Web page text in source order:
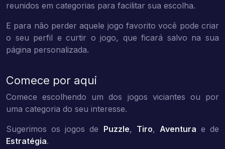
reunidos em categorias para facilitar sua escolha.
E para não perder aquele jogo favorito você pode criar
o seu perfil e curtir o jogo, que ficará salvo na sua
página personalizada.
Comece por aqui
Comece escolhendo um dos jogos viciantes ou por
uma categoria do seu interesse.
Sugerimos os jogos de Puzzle, Tiro, Aventura e de
Estratégia.